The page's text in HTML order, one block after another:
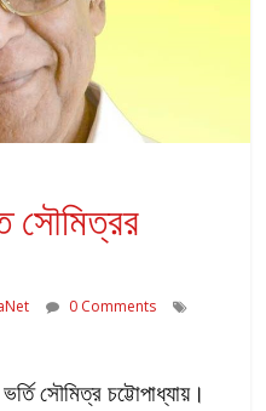
সৌমিত্রর
0 Comments
সৌমিত্র চট্টোপাধ্যায়।